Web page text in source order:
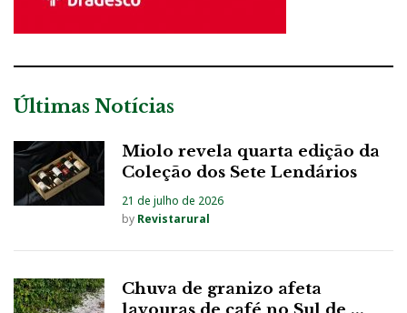
Últimas Notícias
Miolo revela quarta edição da
Coleção dos Sete Lendários
21 de julho de 2026
by Revistarural
Chuva de granizo afeta